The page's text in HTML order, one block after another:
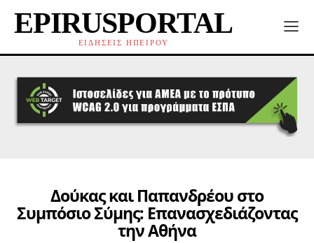
EPIRUSPORTAL
ΕΙΔΗΣΕΙΣ ΗΠΕΙΡΟΥ
Δούκας και Παπανδρέου στο
Συμπόσιο Σύμης: Επανασχεδιάζοντας
την Αθήνα